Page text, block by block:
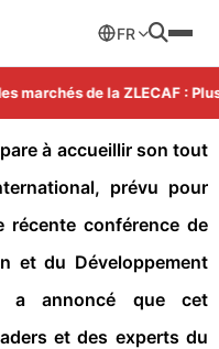
de la ZLECAF : Plus
FR
à accueillir son tout
prévu pour
récente conférence de
et du Développement
a annoncé que cet
et des experts du